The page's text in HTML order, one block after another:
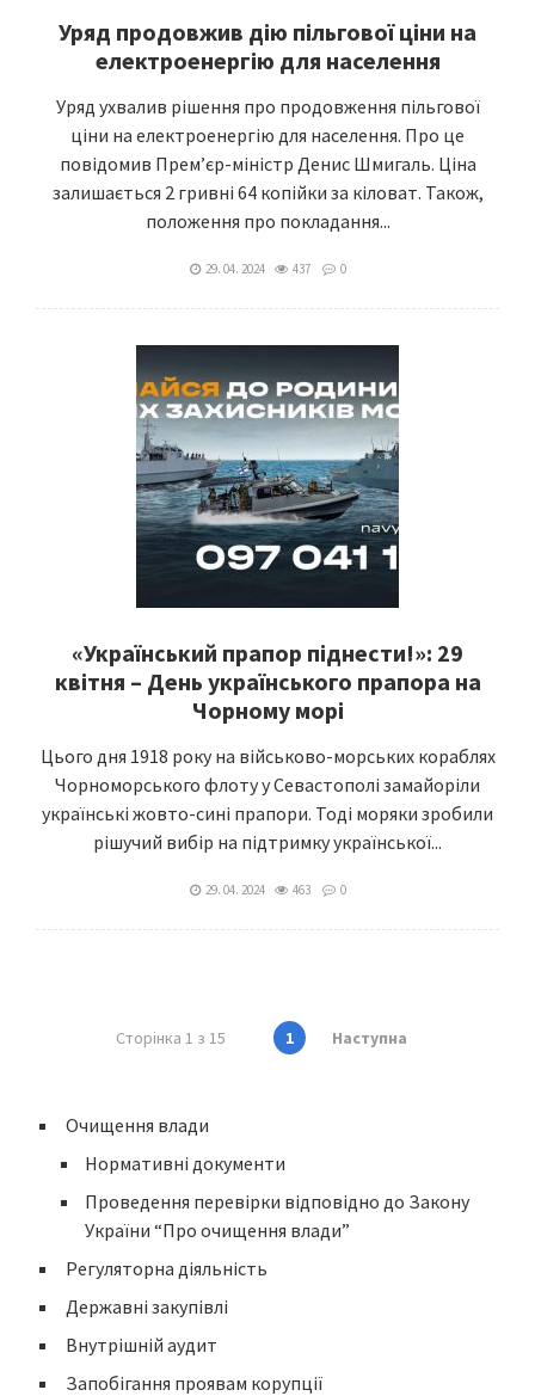
Уряд продовжив дію пільгової ціни на
електроенергію для населення
Уряд ухвалив рішення про продовження пільгової
ціни на електроенергію для населення. Про це
повідомив Прем’єр-міністр Денис Шмигаль. Ціна
залишається 2 гривні 64 копійки за кіловат. Також,
положення про покладання...
29. 04. 2024 437 0
«Український прапор піднести!»: 29
квітня – День українського прапора на
Чорному морі
Цього дня 1918 року на військово-морських кораблях
Чорноморського флоту у Севастополі замайоріли
українські жовто-сині прапори. Тоді моряки зробили
рішучий вибір на підтримку української...
29. 04. 2024 463 0
Сторінка 1 з 15 1 Наступна
Очищення влади
Нормативні документи
Проведення перевірки відповідно до Закону
України “Про очищення влади”
Регуляторна діяльність
Державні закупівлі
Внутрішній аудит
Запобігання проявам корупції